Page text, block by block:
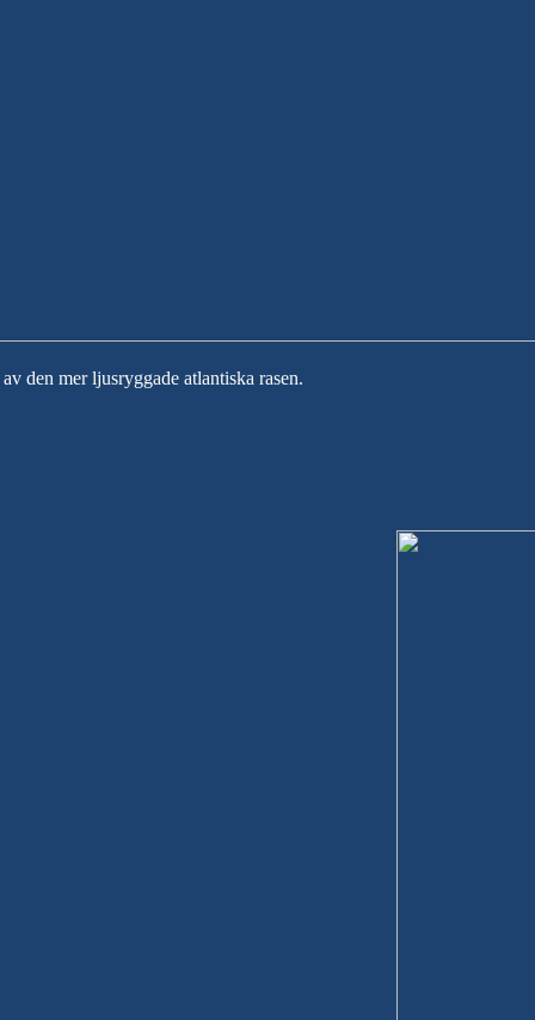
den mer ljusryggade atlantiska rasen.